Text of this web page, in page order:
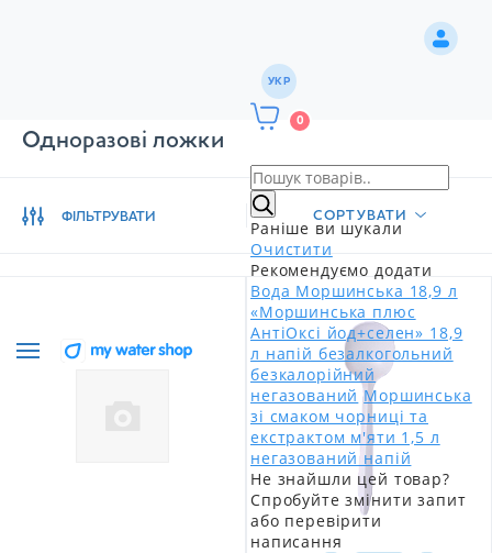
УКР
0
Раніше ви шукали
Очистити
Рекомендуємо додати
Вода Моршинська 18,9 л
«Моршинська плюс
АнтіОксі йод+селен» 18,9
л напій безалкогольний
безкалорійний
негазований Моршинська
зі смаком чорниці та
екстрактом м'яти 1,5 л
негазований напій
Не знайшли цей товар?
Спробуйте змінити запит
або перевірити
написання
Одноразові ложки
ФІЛЬТРУВАТИ СОРТУВАТИ